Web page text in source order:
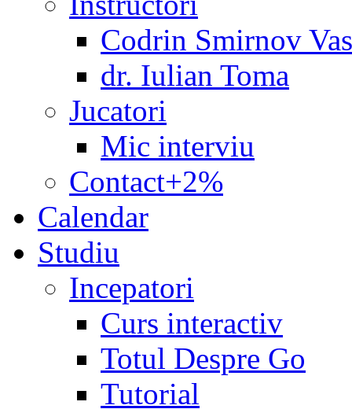
Codrin Smirnov
dr. Iulian Toma
Jucatori
Mic interviu
Contact+2%
Calendar
Studiu
Incepatori
Curs interactiv
Totul Despre Go
Tutorial